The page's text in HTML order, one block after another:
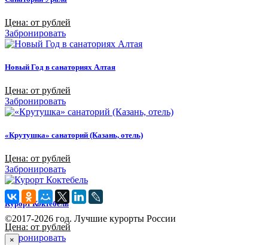
Цена: от рублей
Забронировать
Новый Год в санаториях Алтая
Цена: от рублей
Забронировать
«Крутушка» санаторий (Казань, отель)
Цена: от рублей
Забронировать
Курорт Коктебель
Цена: от рублей
Забронировать
©2017-2026 год. Лучшие курорты России
×